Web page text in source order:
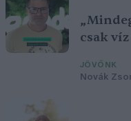
csak
JÖVŐNK
Novák